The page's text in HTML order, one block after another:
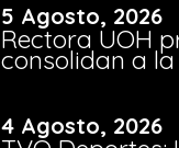
5 Agosto, 2026
Rectora UOH
consolidan a
4 Agosto, 2026